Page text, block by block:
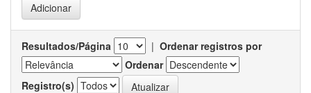
Resultados/Página | Ordenar registros por
Ordenar
Registro(s)